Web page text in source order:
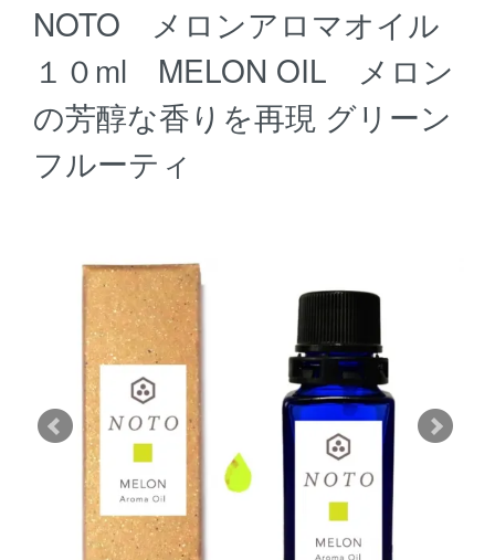
NOTO メロンアロマオイル
１０ml MELON OIL メロン
の芳醇な香りを再現 グリーン
フルーティ